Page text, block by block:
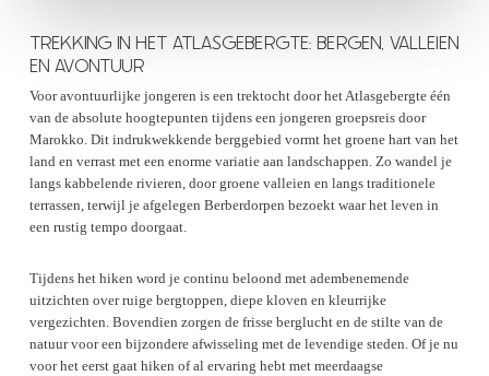
TREKKING IN HET ATLASGEBERGTE: BERGEN, VALLEIEN
EN AVONTUUR
Voor avontuurlijke jongeren is een trektocht door het Atlasgebergte één
van de absolute hoogtepunten tijdens een jongeren groepsreis door
Marokko. Dit indrukwekkende berggebied vormt het groene hart van het
land en verrast met een enorme variatie aan landschappen. Zo wandel je
langs kabbelende rivieren, door groene valleien en langs traditionele
terrassen, terwijl je afgelegen Berberdorpen bezoekt waar het leven in
een rustig tempo doorgaat.
Tijdens het hiken word je continu beloond met adembenemende
uitzichten over ruige bergtoppen, diepe kloven en kleurrijke
vergezichten. Bovendien zorgen de frisse berglucht en de stilte van de
natuur voor een bijzondere afwisseling met de levendige steden. Of je nu
voor het eerst gaat hiken of al ervaring hebt met meerdaagse